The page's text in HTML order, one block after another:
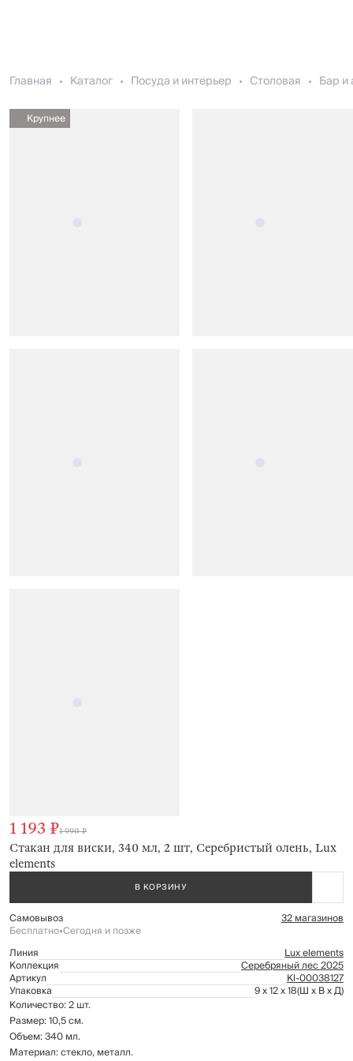
Главная Каталог Посуда и интерьер Столовая Бар и
Крупнее
Стакан для виски, 340 мл, 2 шт, Серебристый олень, Lux
elements
1 193 ₽1 990 ₽
В КОРЗИНУ
Самовывоз 32 магазинов
Бесплатно•Сегодня и позже
Линия
Lux elements
Коллекция Серебряный лес 2025
Артикул Kl-00038127
Упаковка 9 x 12 x 18(Ш x В x Д)
Количество: 2 шт.
Размер: 10,5 см.
Объем: 340 мл.
Материал: стекло, металл.